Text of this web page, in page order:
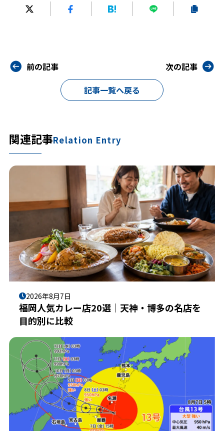
前の記事
記事一覧へ戻る
次の記事
関連記事Relation Entry
2026年8月7日
福岡人気カレー店20選｜天神・博多の名店を
目的別に比較